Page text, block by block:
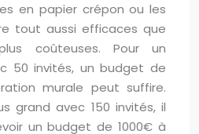
en papier crépon ou les
tout aussi efficaces que
coûteuses. Pour un
50 invités, un budget de
murale peut suffire.
grand avec 150 invités, il
un budget de 1000€ à